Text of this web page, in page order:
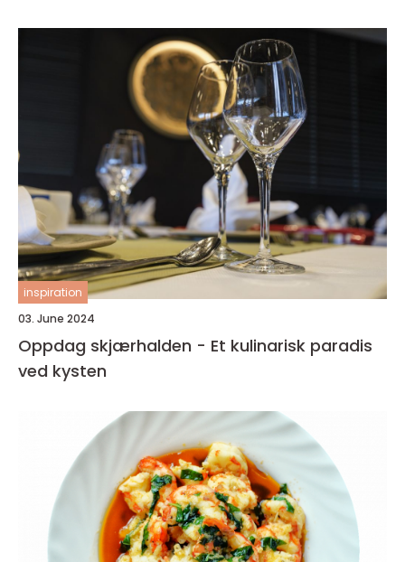
inspiration
03. June 2024
Oppdag skjærhalden - Et kulinarisk paradis
ved kysten